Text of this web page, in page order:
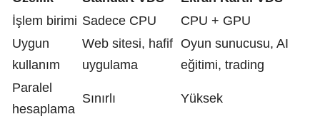
İşlem birimi Sadece CPU
CPU + GPU
Uygun
kullanım
Web sitesi, hafif
uygulama
Oyun sunucusu, AI
eğitimi, trading
Paralel
hesaplama
Sınırlı Yüksek